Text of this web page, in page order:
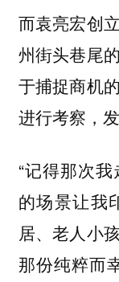
而袁亮宏创
州街头巷尾
于捕捉商机
进行考察，
“记得那次
的场景让我
居、老人小
那份纯粹而